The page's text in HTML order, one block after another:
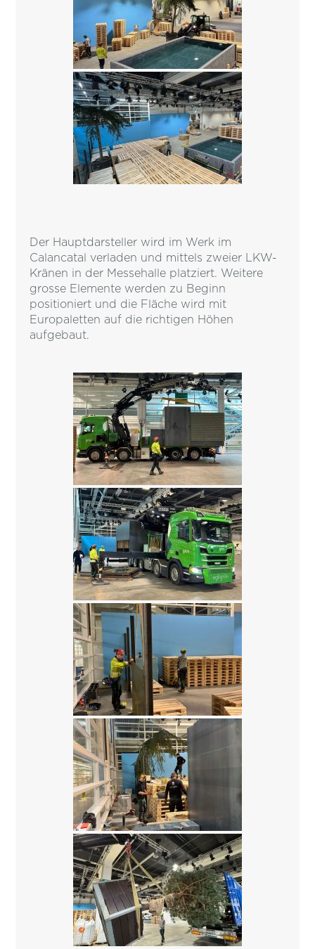
Der Hauptdarsteller wird im Werk im
Calancatal verladen und mittels zweier LKW-
Kränen in der Messehalle platziert. Weitere
grosse Elemente werden zu Beginn
positioniert und die Fläche wird mit
Europaletten auf die richtigen Höhen
aufgebaut.